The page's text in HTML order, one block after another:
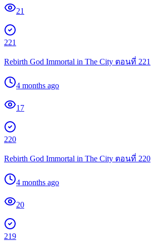
21
221
Rebirth God Immortal in The City ตอนที่ 221
4 months ago
17
220
Rebirth God Immortal in The City ตอนที่ 220
4 months ago
20
219